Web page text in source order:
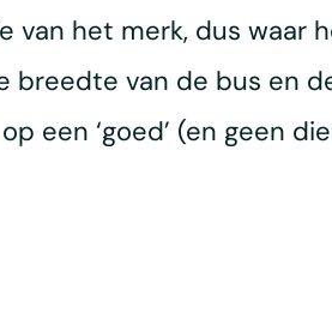
het merk, dus waar
breedte van de bus en
een ‘goed’ (en geen